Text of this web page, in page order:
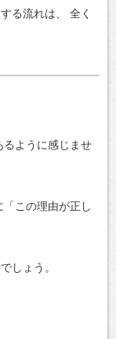
る流れは、
全く
るように感じませ
「この理由が正し
しょう。